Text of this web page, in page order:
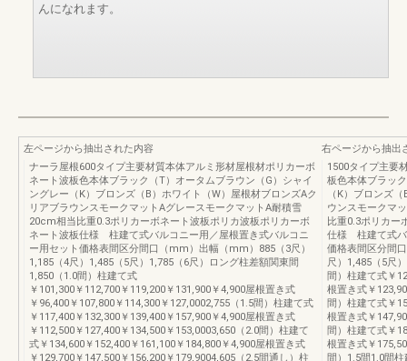
んになれます。
左ページから抽出された内容
ナーラ屋根600タイプ主要材質本体アルミ形材屋根材ポリカーボ
ネート波板色本体ブラック（T）オータムブラウン（G）シャイ
ングレー（K）ブロンズ（B）ホワイト（W）屋根材ブロンズAク
リアブラウンスモークマットAグレースモークマットA耐積雪
20cm相当比重0.3ポリカーボネート波板ポリカ波板ポリカーボ
ネート波板仕様 柱建て式バルコニー用／屋根置き式バルコニ
ー用セット価格表間区分間口（mm）出幅（mm）885（3尺）
1,185（4尺）1,485（5尺）1,785（6尺）ロング柱差額関東間
1,850（1.0間）柱建て式
￥101,300￥112,700￥119,200￥131,900￥4,900屋根置き式
￥96,400￥107,800￥114,300￥127,0002,755（1.5間）柱建て式
￥117,400￥132,300￥139,400￥157,900￥4,900屋根置き式
￥112,500￥127,400￥134,500￥153,0003,650（2.0間）柱建て
式￥134,600￥152,400￥161,100￥184,800￥4,900屋根置き式
￥129,700￥147,500￥156,200￥179,9004,605（2.5間通し）柱
右ページから抽出
1500タイプ主要
板色本体ブラッ
（K）ブロンズ
ウンスモークマ
比重0.3ポリカー
仕様 柱建て式バ
価格表間区分間
尺）1,485（5尺
間）柱建て式￥
根置き式￥
間）柱建て式￥
根置き式￥
間）柱建て式￥
根置き式￥
間）1.5間1.0間柱